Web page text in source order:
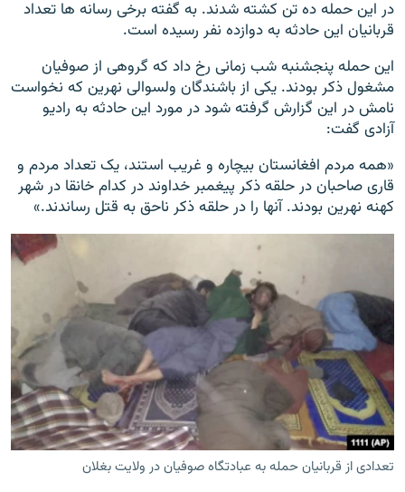
در این حمله ده تن کشته شدند. به گفته برخی رسانه ها تعداد
قربانیان این حادثه به دوازده نفر رسیده است.
این حمله پنجشنبه شب زمانی رخ داد که گروهی از صوفیان
مشغول ذکر بودند. یکی از باشندگان ولسوالی نهرین که نخواست
نامش در این گزارش گرفته شود در مورد این حادثه به رادیو
آزادی گفت:
«همه مردم افغانستان بیچاره و غریب استند، یک تعداد مردم و
قاری صاحبان در حلقه ذکر پیغمبر خداوند در کدام خانقا در شهر
کهنه نهرین بودند. آنها را در حلقه ذکر ناحق به قتل رساندند.»
تعدادی از قربانیان حمله به عبادتگاه صوفیان در ولایت بغلان